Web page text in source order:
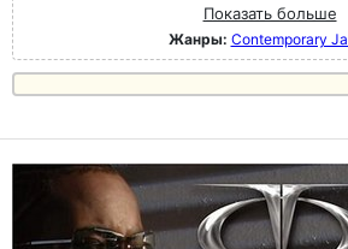
Показать больше
Жанры: Contemporary